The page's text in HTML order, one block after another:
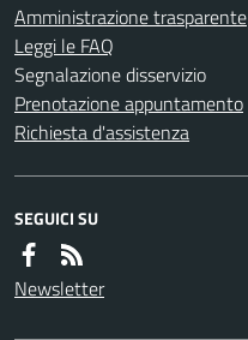
Amministrazione trasparente
Leggi le FAQ
Segnalazione disservizio
Prenotazione appuntamento
Richiesta d'assistenza
SEGUICI SU
Newsletter